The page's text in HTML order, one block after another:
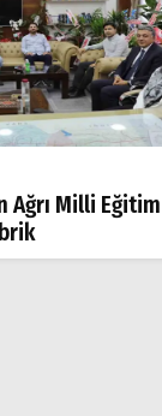
Ağrı Milli Eğitim